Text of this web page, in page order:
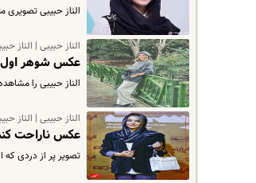
الناز حبیبی
الناز حبیبی | الناز
عکس شوهر اول
الناز حبیبی را
الناز حبیبی | الناز
عکس ناراحت
تصویر پر از دردی که